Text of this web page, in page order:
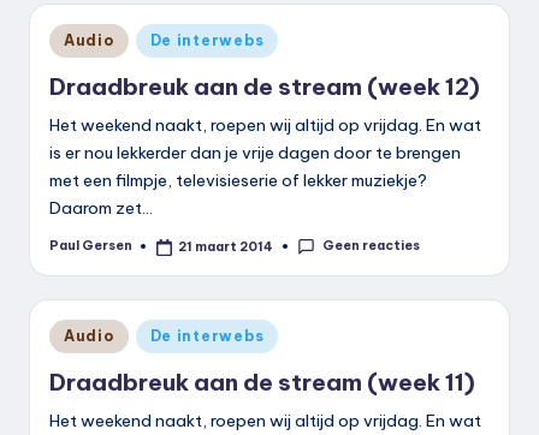
Geplaatst
Audio De interwebs
Draadbreuk aan de stream (week 12)
Het weekend naakt, roepen wij altijd op vrijdag. En wat
is er nou lekkerder dan je vrije dagen door te brengen
met een filmpje, televisieserie of lekker muziekje?
Daarom zet…
Geplaatst
Paul Gersen 21 maart 2014 Geen reacties
Geplaatst
in
Audio De interwebs
Draadbreuk aan de stream (week 11)
Het weekend naakt, roepen wij altijd op vrijdag. En wat